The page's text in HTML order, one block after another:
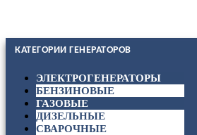
КАТЕГОРИИ ГЕНЕРАТОРОВ
ЭЛЕКТРОГЕНЕРАТОРЫ
БЕНЗИНОВЫЕ
ГАЗОВЫЕ
ДИЗЕЛЬНЫЕ
СВАРОЧНЫЕ